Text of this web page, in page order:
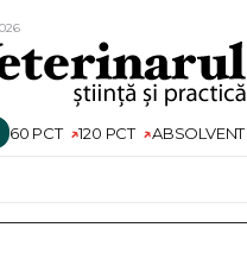
60 PCT 120 PCT ABSOLVENT